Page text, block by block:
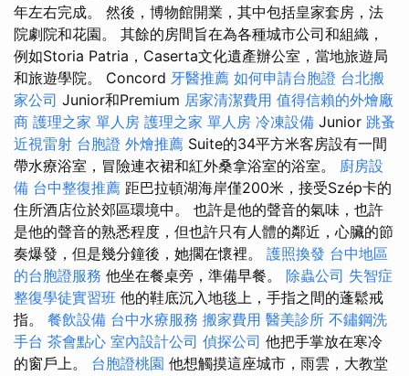
年左右完成。 然後，博物館開業，其中包括皇家套房，法
院劇院和花園。 其餘的房間旨在為各種城市公司和組織，
例如Storia Patria，Caserta文化遺產辦公室，當地旅遊局
和旅遊學院。 Concord 牙醫推薦 如何申請台胞證 台北搬
家公司 Junior和Premium 居家清潔費用 值得信賴的外燴廠
商 護理之家 單人房 護理之家 單人房 冷凍設備 Junior 跳蚤
近視雷射 台胞證 外燴推薦 Suite的34平方米客房設有一間
帶水療浴室，冒險連衣裙和紅外桑拿浴室的浴室。 廚房設
備 台中整復推薦 距巴拉頓湖海岸僅200米，接受Szép卡的
住所酒店位於郊區環境中。 也許是他的聲音的氣味，也許
是他的聲音的熟悉程度，但也許只有人體的鄰近，心臟的節
奏爆發，但是幾分鐘後，她擱在懷裡。 護照換發 台中地區
的台胞證服務 他坐在餐桌旁，準備早餐。 除蟲公司 失智症
整復學徒實習班 他的鞋底沉入地毯上，手指之間的蓬鬆戒
指。 餐飲設備 台中水療服務 搬家費用 醫美診所 不鏽鋼洗
手台 茶會點心 室內設計公司 偵探公司 他把手掌放在寒冷
的窗戶上。 台胞證桃園 他想觸摸這座城市，雨雲，大教堂